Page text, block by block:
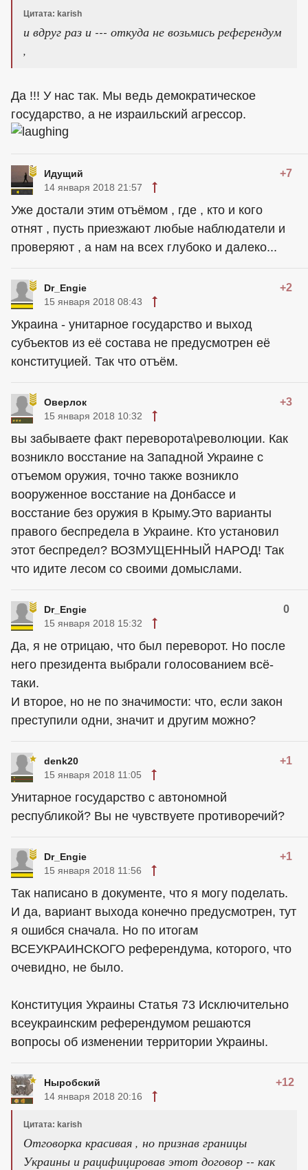
Цитата: karish
и вдруг раз и --- откуда не возьмись референдум
,
Да !!! У нас так. Мы ведь демократическое
государство, а не израильский агрессор.
Идущий +7
14 января 2018 21:57
Уже достали этим отъёмом , где , кто и кого
отнят , пусть приезжают любые наблюдатели и
проверяют , а нам на всех глубоко и далеко...
Dr_Engie +2
15 января 2018 08:43
Украина - унитарное государство и выход
субъектов из её состава не предусмотрен её
конституцией. Так что отъём.
Оверлок +3
15 января 2018 10:32
вы забываете факт переворота\революции. Как
возникло восстание на Западной Украине с
отъемом оружия, точно также возникло
вооруженное восстание на Донбассе и
восстание без оружия в Крыму.Это варианты
правого беспредела в Украине. Кто установил
этот беспредел? ВОЗМУЩЕННЫЙ НАРОД! Так
что идите лесом со своими домыслами.
Dr_Engie 0
15 января 2018 15:32
Да, я не отрицаю, что был переворот. Но после
него президента выбрали голосованием всё-
таки.
И второе, но не по значимости: что, если закон
преступили одни, значит и другим можно?
denk20 +1
15 января 2018 11:05
Унитарное государство с автономной
республикой? Вы не чувствуете противоречий?
Dr_Engie +1
15 января 2018 11:56
Так написано в документе, что я могу поделать.
И да, вариант выхода конечно предусмотрен, тут
я ошибся сначала. Но по итогам
ВСЕУКРАИНСКОГО референдума, которого, что
очевидно, не было.
Конституция Украины Статья 73 Исключительно
всеукраинским референдумом решаются
вопросы об изменении территории Украины.
Ныробский +12
14 января 2018 20:16
Цитата: karish
Отговорка красивая , но признав границы
Украины и рацифицировав этот договор -- как